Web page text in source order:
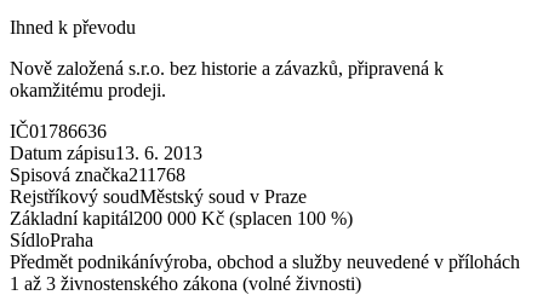
Ihned k převodu
Nově založená s.r.o. bez historie a závazků, připravená k
okamžitému prodeji.
IČ01786636
Datum zápisu13. 6. 2013
Spisová značka211768
Rejstříkový soudMěstský soud v Praze
Základní kapitál200 000 Kč (splacen 100 %)
SídloPraha
Předmět podnikánívýroba, obchod a služby neuvedené v přílohách
1 až 3 živnostenského zákona (volné živnosti)